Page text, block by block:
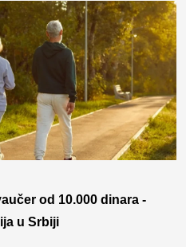
od 10.000 dinara -
u Srbiji